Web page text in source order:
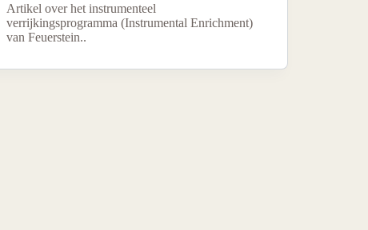
Artikel over het instrumenteel
verrijkingsprogramma (Instrumental Enrichment)
van Feuerstein..